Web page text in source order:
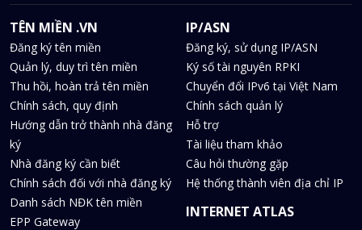
TÊN MIỀN .VN
Đăng ký tên miền
Quản lý, duy trì tên miền
Thu hồi, hoàn trả tên miền
Chính sách, quy định
Hướng dẫn trở thành nhà đăng
ký
Nhà đăng ký cần biết
Chính sách đối với nhà đăng ký
Danh sách NĐK tên miền
EPP Gateway
IP/ASN
Đăng ký, sử dụng IP/ASN
Ký số tài nguyên RPKI
Chuyển đổi IPv6 tại Việt Nam
Chính sách quản lý
Hỗ trợ
Tài liệu tham khảo
Câu hỏi thường gặp
Hệ thống thành viên địa chỉ IP
INTERNET ATLAS